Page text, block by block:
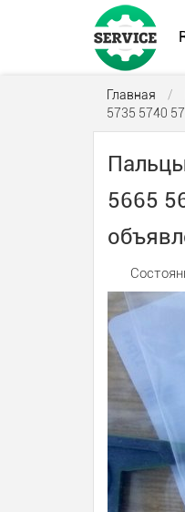
Главная /
5735 5740
5665